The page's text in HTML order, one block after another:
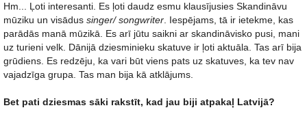
Hm... Ļoti interesanti. Es ļoti daudz esmu klausījusies Skandināvu
mūziku un visādus singer/ songwriter . Iespējams, tā ir ietekme, kas
parādās manā mūzikā. Es arī jūtu saikni ar skandināvisko pusi, mani
uz turieni velk. Dānijā dziesminieku skatuve ir ļoti aktuāla. Tas arī bija
grūdiens. Es redzēju, ka vari būt viens pats uz skatuves, ka tev nav
vajadzīga grupa. Tas man bija kā atklājums.
Bet pati dziesmas sāki rakstīt, kad jau biji atpakaļ Latvijā?